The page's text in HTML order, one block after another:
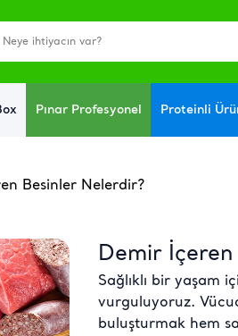
Pınar Profesyonel Proteinli
Besinler Nelerdir?
Demir
Sağlıklı bir yaşam
vurguluyoruz.
buluşturmak hem